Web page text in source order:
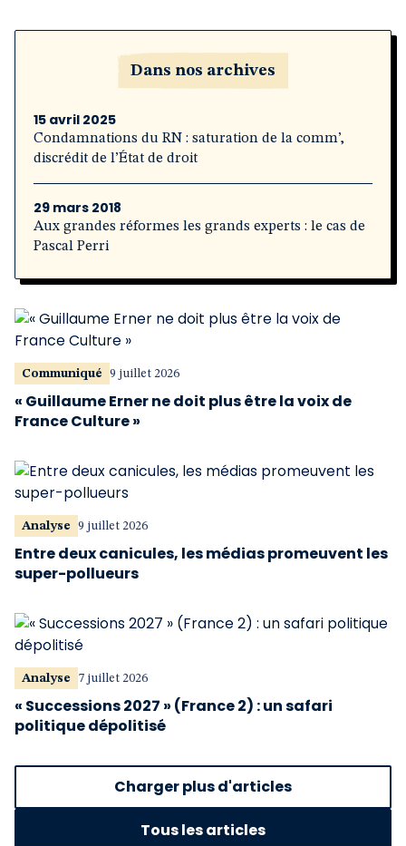
Dans nos archives
15 avril 2025
Condamnations du RN : saturation de la comm’,
discrédit de l’État de droit
29 mars 2018
Aux grandes réformes les grands experts : le cas de
Pascal Perri
Communiqué 9 juillet 2026
« Guillaume Erner ne doit plus être la voix de
France Culture »
Analyse 9 juillet 2026
Entre deux canicules, les médias promeuvent les
super-pollueurs
Analyse 7 juillet 2026
« Successions 2027 » (France 2) : un safari
politique dépolitisé
Charger plus d'articles
Tous les articles